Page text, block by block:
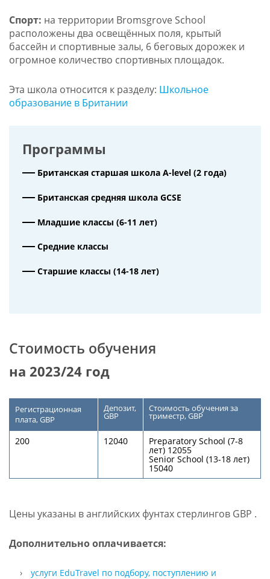
Спорт: на территории Bromsgrove School
расположены два освещённых поля, крытый
бассейн и спортивные залы, 6 беговых дорожек и
огромное количество спортивных площадок.
Эта школа относится к разделу: Школьное
образование в Британии
Программы
Британская старшая школа A-level (2 года)
Британская средняя школа GCSE
Младшие классы (6-11 лет)
Средние классы
Старшие классы (14-18 лет)
Стоимость обучения
на 2023/24 год
Регистрационная
плата, GBP
Депозит,
GBP
Стоимость обучения за
триместр, GBP
200 12040 Preparatory School (7-8
лет) 12055
Senior School (13-18 лет)
15040
Цены указаны в английских фунтах стерлингов GBP .
Дополнительно оплачивается:
услуги EduTravel по подбору, поступлению и